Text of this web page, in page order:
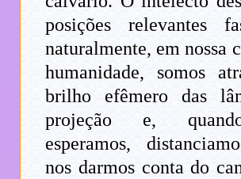
posições relevantes
naturalmente, em nossa
humanidade, somos
brilho efêmero das
projeção e,
esperamos,
nos darmos conta do